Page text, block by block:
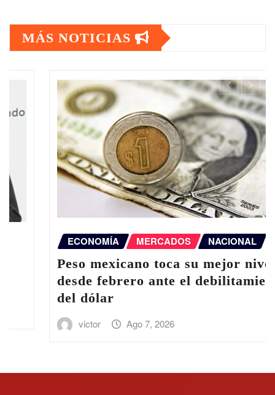
MÁS NOTICIAS
ECONOMÍA MERCADOS NACIONAL
Peso mexicano toca su mejor nivel
desde febrero ante el debilitamiento
del dólar
Ago 7, 2026